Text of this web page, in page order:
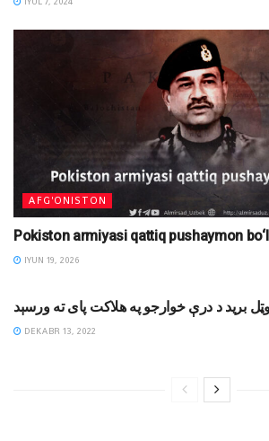
AFG'ONISTON
Pokiston armiyasi qattiq pushaymon
IYUN 19, 2026
DEKABR 13, 2022